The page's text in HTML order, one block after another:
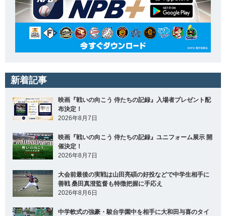
新着記事
映画『戦いの向こう 侍たちの記録』入場者プレゼント配
布決定！
2026年8月7日
映画『戦いの向こう 侍たちの記録』ユニフォーム展示 開
催決定！
2026年8月7日
大会前最後の実戦は山田亮碩の好投などで中学生相手に
善戦 桑田真澄監督も特徴把握に手応え
2026年8月6日
中学軟式の強豪・駿台学園中を相手に大和田与喜のタイ